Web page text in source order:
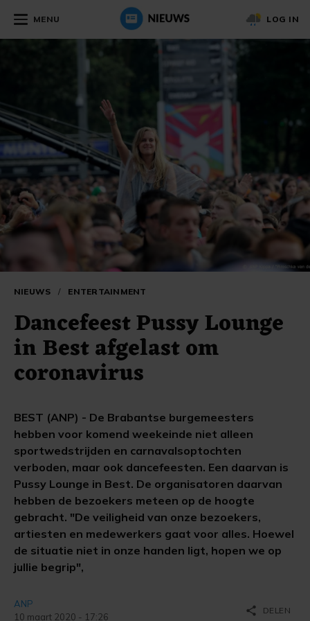
MENU LOG IN
NIEUWS / ENTERTAINMENT
Dancefeest Pussy Lounge
in Best afgelast om
coronavirus
BEST (ANP) - De Brabantse burgemeesters
hebben voor komend weekeinde niet alleen
sportwedstrijden en carnavalsoptochten
verboden, maar ook dancefeesten. Een daarvan is
Pussy Lounge in Best. De organisatoren daarvan
hebben de bezoekers meteen op de hoogte
gebracht. "De veiligheid van onze bezoekers,
artiesten en medewerkers gaat voor alles. Hoewel
de situatie niet in onze handen ligt, hopen we op
jullie begrip",
ANP
10 maart 2020 - 17:26
share DELEN